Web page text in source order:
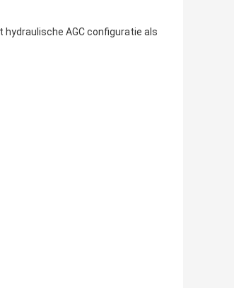
AGC configuratie als